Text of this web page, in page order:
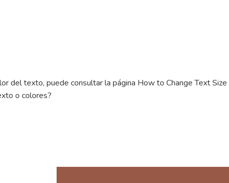
del texto, puede consultar la página How to Change Text
o colores?